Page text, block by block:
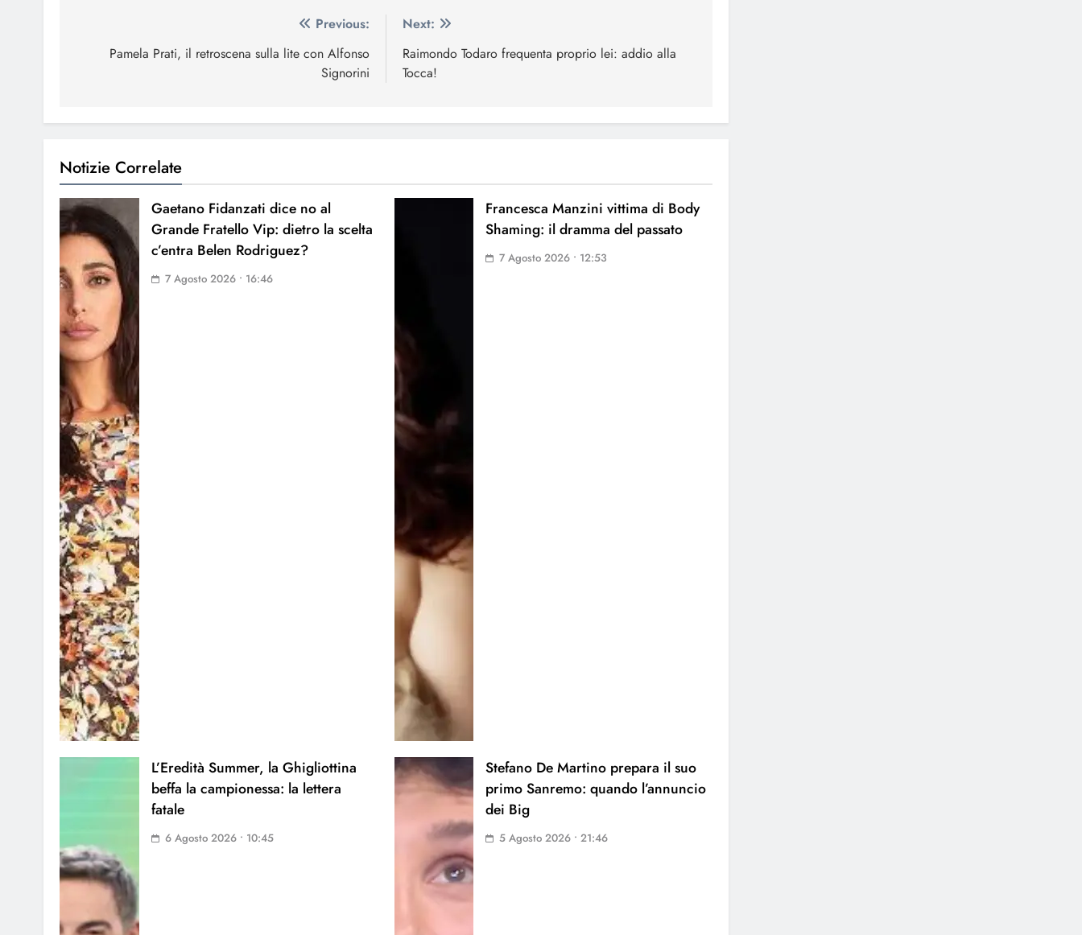
articoli
Previous:
Pamela Prati, il retroscena sulla lite con Alfonso
Signorini
Next:
Raimondo Todaro frequenta proprio lei: addio alla
Tocca!
Notizie Correlate
Gaetano Fidanzati dice no al
Grande Fratello Vip: dietro la scelta
c’entra Belen Rodriguez?
7 Agosto 2026 • 16:46
Francesca Manzini vittima di Body
Shaming: il dramma del passato
7 Agosto 2026 • 12:53
L’Eredità Summer, la Ghigliottina
beffa la campionessa: la lettera
fatale
6 Agosto 2026 • 10:45
Stefano De Martino prepara il suo
primo Sanremo: quando l’annuncio
dei Big
5 Agosto 2026 • 21:46